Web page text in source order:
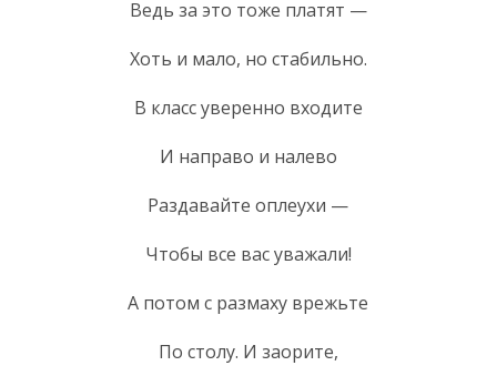
Ведь за это тоже платят —
Хоть и мало, но стабильно.
В класс уверенно входите
И направо и налево
Раздавайте оплеухи —
Чтобы все вас уважали!
А потом с размаху врежьте
По столу. И заорите,